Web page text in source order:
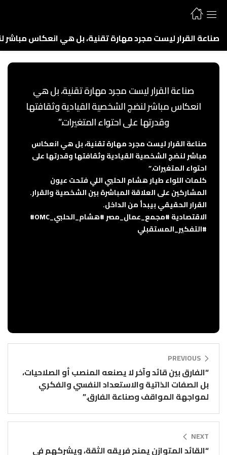
صناعة القرار ليست مجرد مهارة تقنية، بل هي انعكاس مباشر
صناعة القرار ليست مجرد مهارة تقنية، بل هي
انعكاس مباشر لنضج الشخصية القيادية وثقافتها
وقدرتها على احتواء المتغيرات.”
صناعة القرار ليست مجرد مهارة تقنية، بل هي انعكاس
مباشر لنضج الشخصية القيادية وثقافتها وقدرتها على
احتواء المتغيرات.”
كلمات اللواء طيار هشام الحلبي اللي فتحت عيون
المشاركين على العلاقة المباشرة بين الشخصية والقرار.
القرار الحقيقي بيبدأ من الداخل.
#OMC_الاقتصادية#مجمع_عمال_مصر#هشام_الحلبي
#التفكير_المستقبلي
PREVIOUS
“الفارق بين قائد وآخر لا يصنعه المنصب أو الصلاحيات،
بل الصفات الذاتية والاستعداد النفسي والفكري
لمواجهة المواقف وصناعة الفارق.”
NEXT
“القائد المتوازن يمنح فريقه الثقة، ويشركهم في